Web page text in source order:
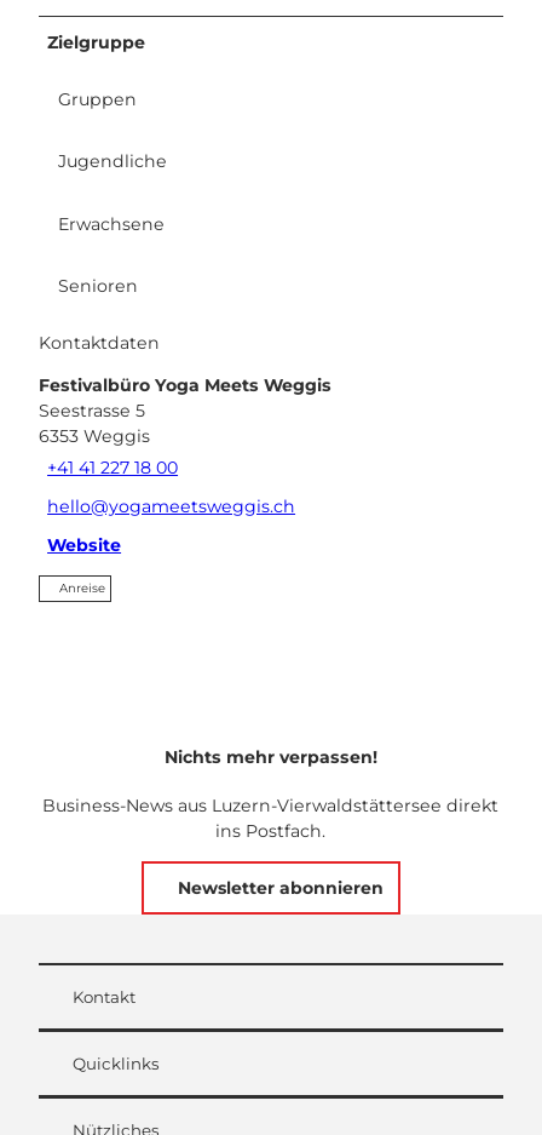
Zielgruppe
Gruppen
Jugendliche
Erwachsene
Senioren
Kontaktdaten
Festivalbüro Yoga Meets Weggis
Seestrasse 5
6353 Weggis
+41 41 227 18 00
hello@yogameetsweggis.ch
Website
Anreise
Nichts mehr verpassen!
Business-News aus Luzern-Vierwaldstättersee direkt
ins Postfach.
Newsletter abonnieren
Kontakt
Quicklinks
Nützliches